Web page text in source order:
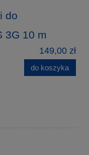
do
3G 10 m
149,00 zł
do koszyka